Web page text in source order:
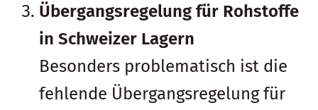
Übergangsregelung für Rohstoffe
in Schweizer Lagern
Besonders problematisch ist die
fehlende Übergangsregelung für